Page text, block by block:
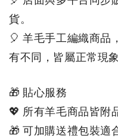
貨。
🎈 羊毛手工編織商品
有不同，皆屬正常現象
🎁 貼心服務
💖 所有羊毛商品皆附
🎁 可加購送禮包裝適